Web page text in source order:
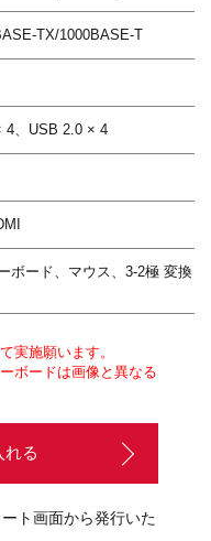
TX/1000BASE-T
4、USB 2.0 × 4
ボード、マウス、3-2極 変換
実施願います。
ボードは画像と異なる
れる
ト画面から発行いた